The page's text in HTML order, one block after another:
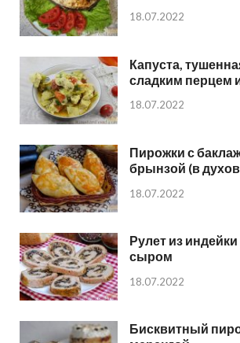
18.07.2022
Капуста,
сладким перцем
18.07.2022
Пирожки с
брынзой (в
18.07.2022
Рулет из
сыром
18.07.2022
Бисквитный